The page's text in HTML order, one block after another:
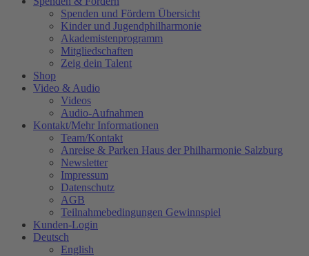
Spenden und Fördern Übersicht
Kinder und Jugendphilharmonie
Akademistenprogramm
Mitgliedschaften
Zeig dein Talent
Shop
Video & Audio
Videos
Audio-Aufnahmen
Kontakt/Mehr Informationen
Team/Kontakt
Anreise & Parken Haus der Philharmonie Salzburg
Newsletter
Impressum
Datenschutz
AGB
Teilnahmebedingungen Gewinnspiel
Kunden-Login
Deutsch
English